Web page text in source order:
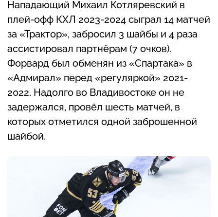
Нападающий Михаил Котляревский в
плей-офф КХЛ 2023-2024 сыграл 14 матчей
за «Трактор», забросил 3 шайбы и 4 раза
ассистировал партнёрам (7 очков).
Форвард был обменян из «Спартака» в
«Адмирал» перед «регуляркой» 2021-
2022. Надолго во Владивостоке он не
задержался, провёл шесть матчей, в
которых отметился одной заброшенной
шайбой.